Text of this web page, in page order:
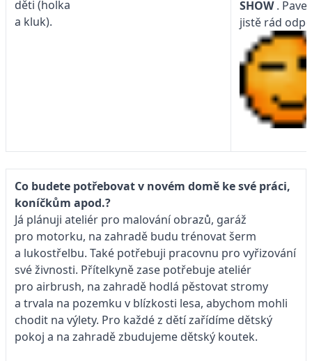
děti (holka
a kluk).
SHOW.
jistě rád
Co budete potřebovat v novém domě ke své práci,
koníčkům apod.?
Já plánuji ateliér pro malování obrazů, garáž
pro motorku, na zahradě budu trénovat šerm
a lukostřelbu. Také potřebuji pracovnu pro vyřizování
své živnosti. Přítelkyně zase potřebuje ateliér
pro airbrush, na zahradě hodlá pěstovat stromy
a trvala na pozemku v blízkosti lesa, abychom mohli
chodit na výlety. Pro každé z dětí zařídíme dětský
pokoj a na zahradě zbudujeme dětský koutek.